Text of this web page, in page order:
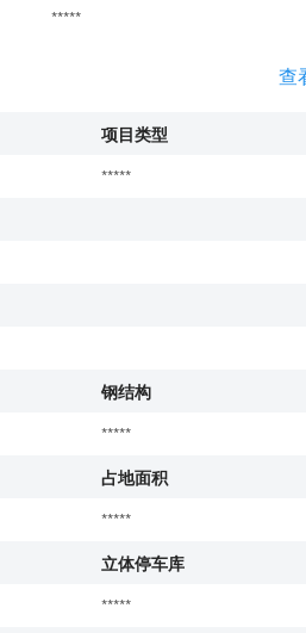
*****
查
项目类型
*****
钢结构
*****
占地面积
*****
立体停车库
*****